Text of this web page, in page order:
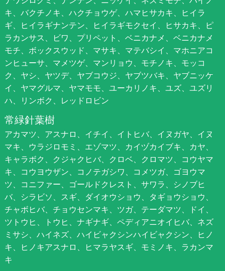
キ、バクチノキ、ハクチョウゲ、ハマヒサカキ、ヒイラ
ギ、ヒイラギナンテン、ヒイラギモクセイ、ヒサカキ、ピ
ラカンサス、ビワ、プリペット、ベニカナメ、ベニカナメ
モチ、ボックスウッド、マサキ、マテバシイ、マホニアコ
ンヒューサ、マメツゲ、マンリョウ、モチノキ、モッコ
ク、ヤシ、ヤツデ、ヤブコウジ、ヤブツバキ、ヤブニッケ
イ、ヤマグルマ、ヤマモモ、ユーカリノキ、ユズ、ユズリ
ハ、リンボク、レッドロビン
常緑針葉樹
アカマツ、アスナロ、イチイ、イトヒバ、イヌガヤ、イヌ
マキ、ウラジロモミ、エゾマツ、カイヅカイブキ、カヤ、
キャラボク、クジャクヒバ、クロベ、クロマツ、コウヤマ
キ、コウヨウザン、コノテガシワ、コメツガ、ゴヨウマ
ツ、コニファー、ゴールドクレスト、サワラ、シノブヒ
バ、シラビソ、スギ、ダイオウショウ、タギョウショウ、
チャボヒバ、チョウセンマキ、ツガ、テーダマツ、ドイ、
ツトウヒ、トウヒ、ナギナギ、ペディアニオイヒバ、ネズ
ミサシ、ハイネズ、ハイビャクシンハイビャクシン、ヒノ
キ、ヒノキアスナロ、ヒマラヤスギ、モミノキ、ラカンマ
キ